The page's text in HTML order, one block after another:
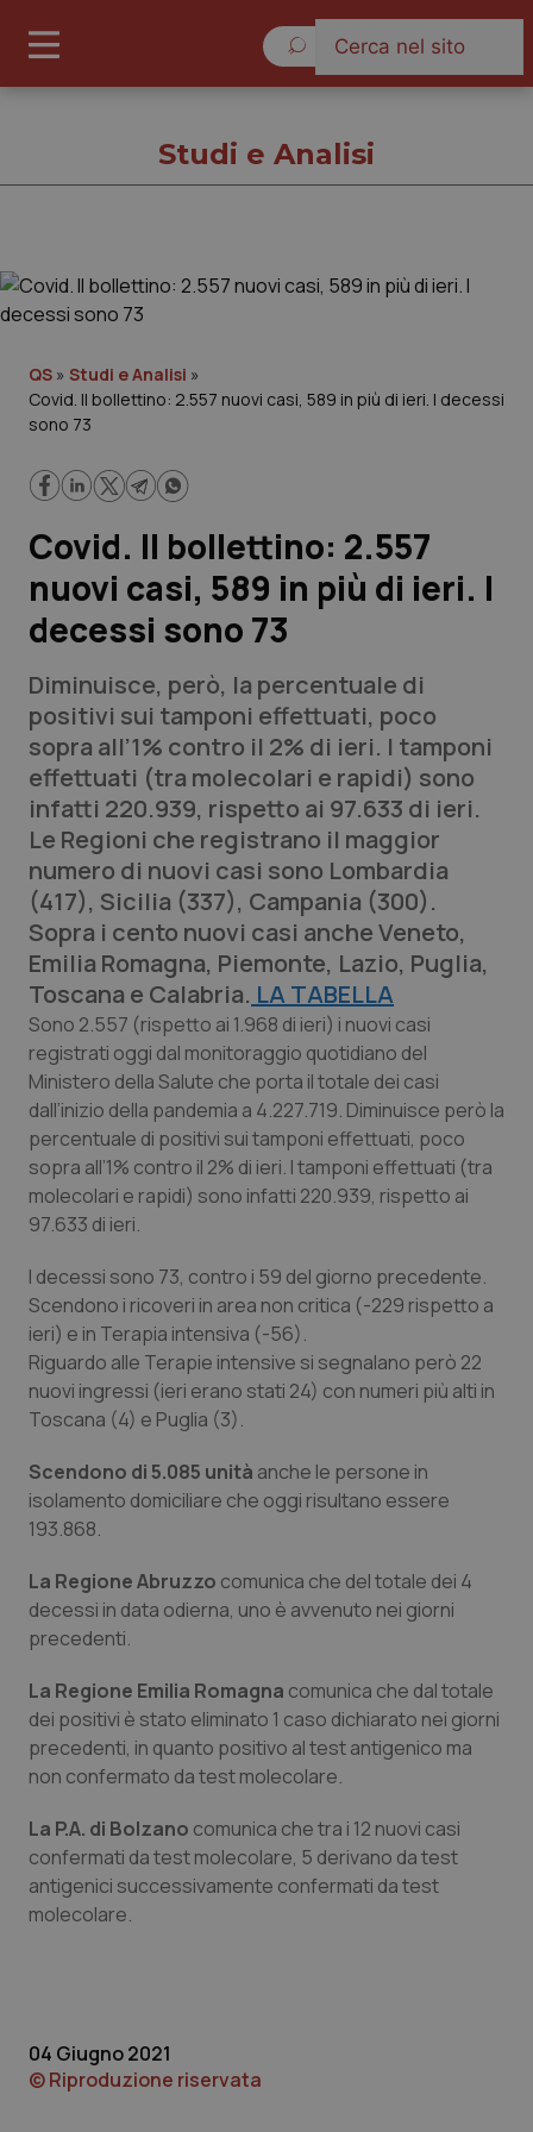
Governo e Parlamento
Regioni e Asl
Lavoro e Professioni
Scienza e Farmaci
Studi e Analisi
Lettere al direttore
Edizioni Regionali
QS Pro
Professionisti Sanitari.AI
Abruzzo
Basilicata
Calabria
Campania
Emilia-Romagna
Friuli Venezia Giulia
Lazio
Liguria
Marche
Molise
Piemonte
Provincia Autonoma di Bolzano
Provincia Autonoma di Trento
Puglia
Sardegna
Umbria
QS Pro Gold
Artrite & artrosi
Asma & BPCO
Car-T
Colesterolo & coronaropatie
Dermatite Atopica
Diabete & glucometri
Disturbi dell’umore
Donna & Salute
Epatiti
HIV
Infezioni & Febbre
Ipertensione & Scompenso
Malattie rare
Malattia di Crohn & Rettocolite Ulcerosa
Oftalmologia
QS Club Newsletter
Studi e Analisi
QS » Studi e Analisi »
Covid. Il bollettino: 2.557 nuovi casi, 589 in più di ieri. I decessi
sono 73
Covid. Il bollettino: 2.557
nuovi casi, 589 in più di ieri. I
decessi sono 73
Diminuisce, però, la percentuale di
positivi sui tamponi effettuati, poco
sopra all’1% contro il 2% di ieri. I tamponi
effettuati (tra molecolari e rapidi) sono
infatti 220.939, rispetto ai 97.633 di ieri.
Le Regioni che registrano il maggior
numero di nuovi casi sono Lombardia
(417), Sicilia (337), Campania (300).
Sopra i cento nuovi casi anche Veneto,
Emilia Romagna, Piemonte, Lazio, Puglia,
Toscana e Calabria. LA TABELLA
Sono 2.557 (rispetto ai 1.968 di ieri) i nuovi casi
registrati oggi dal monitoraggio quotidiano del
Ministero della Salute che porta il totale dei casi
dall’inizio della pandemia a 4.227.719. Diminuisce però la
percentuale di positivi sui tamponi effettuati, poco
sopra all’1% contro il 2% di ieri. I tamponi effettuati (tra
molecolari e rapidi) sono infatti 220.939, rispetto ai
97.633 di ieri.
I decessi sono 73, contro i 59 del giorno precedente.
Scendono i ricoveri in area non critica (-229 rispetto a
ieri) e in Terapia intensiva (-56).
Riguardo alle Terapie intensive si segnalano però 22
nuovi ingressi (ieri erano stati 24) con numeri più alti in
Toscana (4) e Puglia (3).
Scendono di 5.085 unità anche le persone in
isolamento domiciliare che oggi risultano essere
193.868.
La Regione Abruzzo comunica che del totale dei 4
decessi in data odierna, uno è avvenuto nei giorni
precedenti.
La Regione Emilia Romagna comunica che dal totale
dei positivi è stato eliminato 1 caso dichiarato nei giorni
precedenti, in quanto positivo al test antigenico ma
non confermato da test molecolare.
La P.A. di Bolzano comunica che tra i 12 nuovi casi
confermati da test molecolare, 5 derivano da test
antigenici successivamente confermati da test
molecolare.
04 Giugno 2021
© Riproduzione riservata